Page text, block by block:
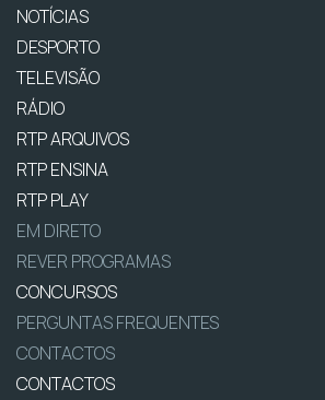
NOTÍCIAS
DESPORTO
TELEVISÃO
RÁDIO
RTP ARQUIVOS
RTP ENSINA
RTP PLAY
EM DIRETO
REVER PROGRAMAS
CONCURSOS
PERGUNTAS FREQUENTES
CONTACTOS
CONTACTOS